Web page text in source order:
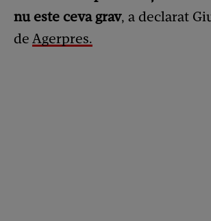
nu este ceva grav, a declarat
de Agerpres.